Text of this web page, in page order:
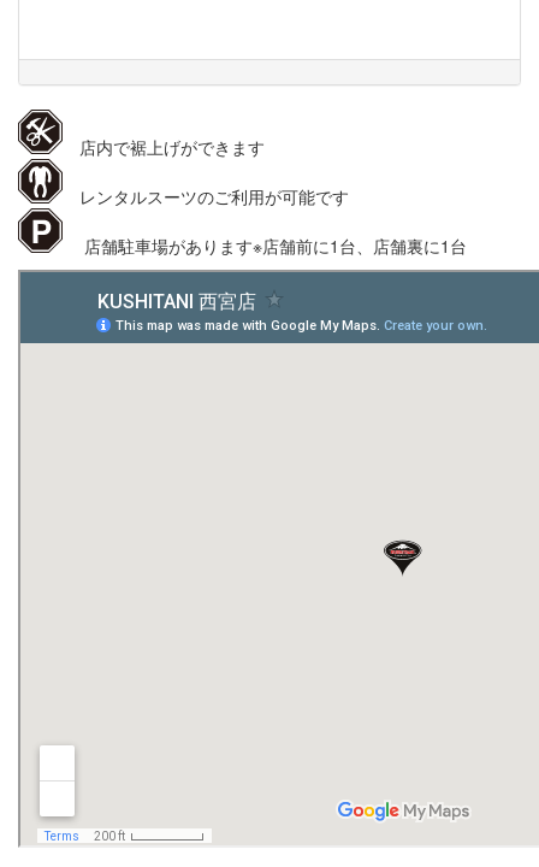
店内で裾上げができます
レンタルスーツのご利用が可能です
店舗駐車場があります※店舗前に1台、店舗裏に1台